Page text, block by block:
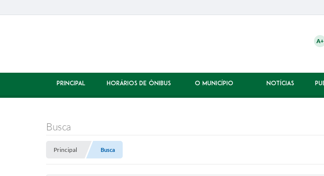
A+
PRINCIPAL HORÁRIOS DE ÔNIBUS O MUNICÍPIO NOTÍCIAS
Busca
Principal Busca